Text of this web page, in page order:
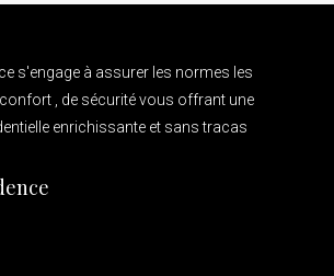
s'engage à assurer les normes les
, de sécurité vous offrant une
enrichissante et sans tracas